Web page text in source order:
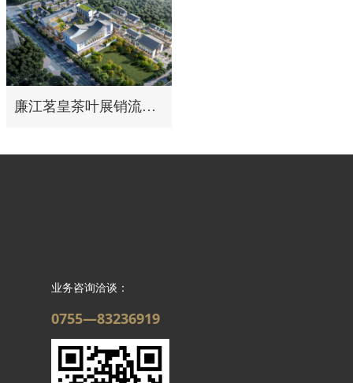
廉江茗皇茶叶展销流通交易中心建设项目
业务咨询洽谈：
0755—83236919